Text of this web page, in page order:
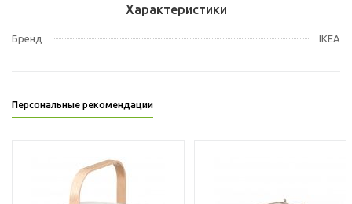
Характеристики
Бренд IKEA
Персональные рекомендации